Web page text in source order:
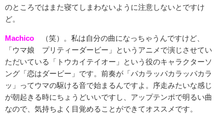
のところではまた寝てしまわないように注意しないとですけ
ど。
Machico （笑）。私は自分の曲になっちゃうんですけど、
「ウマ娘 プリティーダービー」というアニメで演じさせてい
ただいている「トウカイテイオー」という役のキャラクターソ
ング「恋はダービー」です。前奏が「パカラッパカラッパカラ
ッ」ってウマの駆ける音で始まるんですよ。序走みたいな感じ
が朝起きる時にちょうどいいですし、アップテンポで明るい曲
なので、気持ちよく目覚めることができてオススメです。